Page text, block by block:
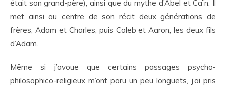
était son grand-père), ainsi que du mythe d’Abel et Caïn. Il
met ainsi au centre de son récit deux générations de
frères, Adam et Charles, puis Caleb et Aaron, les deux fils
d’Adam.
Même si j’avoue que certains passages psycho-
philosophico-religieux m’ont paru un peu longuets, j’ai pris